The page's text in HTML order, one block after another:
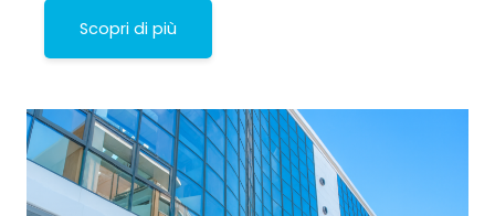
Scopri di più